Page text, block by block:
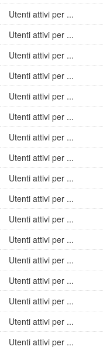
Utenti attivi per ...
Utenti attivi per ...
Utenti attivi per ...
Utenti attivi per ...
Utenti attivi per ...
Utenti attivi per ...
Utenti attivi per ...
Utenti attivi per ...
Utenti attivi per ...
Utenti attivi per ...
Utenti attivi per ...
Utenti attivi per ...
Utenti attivi per ...
Utenti attivi per ...
Utenti attivi per ...
Utenti attivi per ...
Utenti attivi per ...